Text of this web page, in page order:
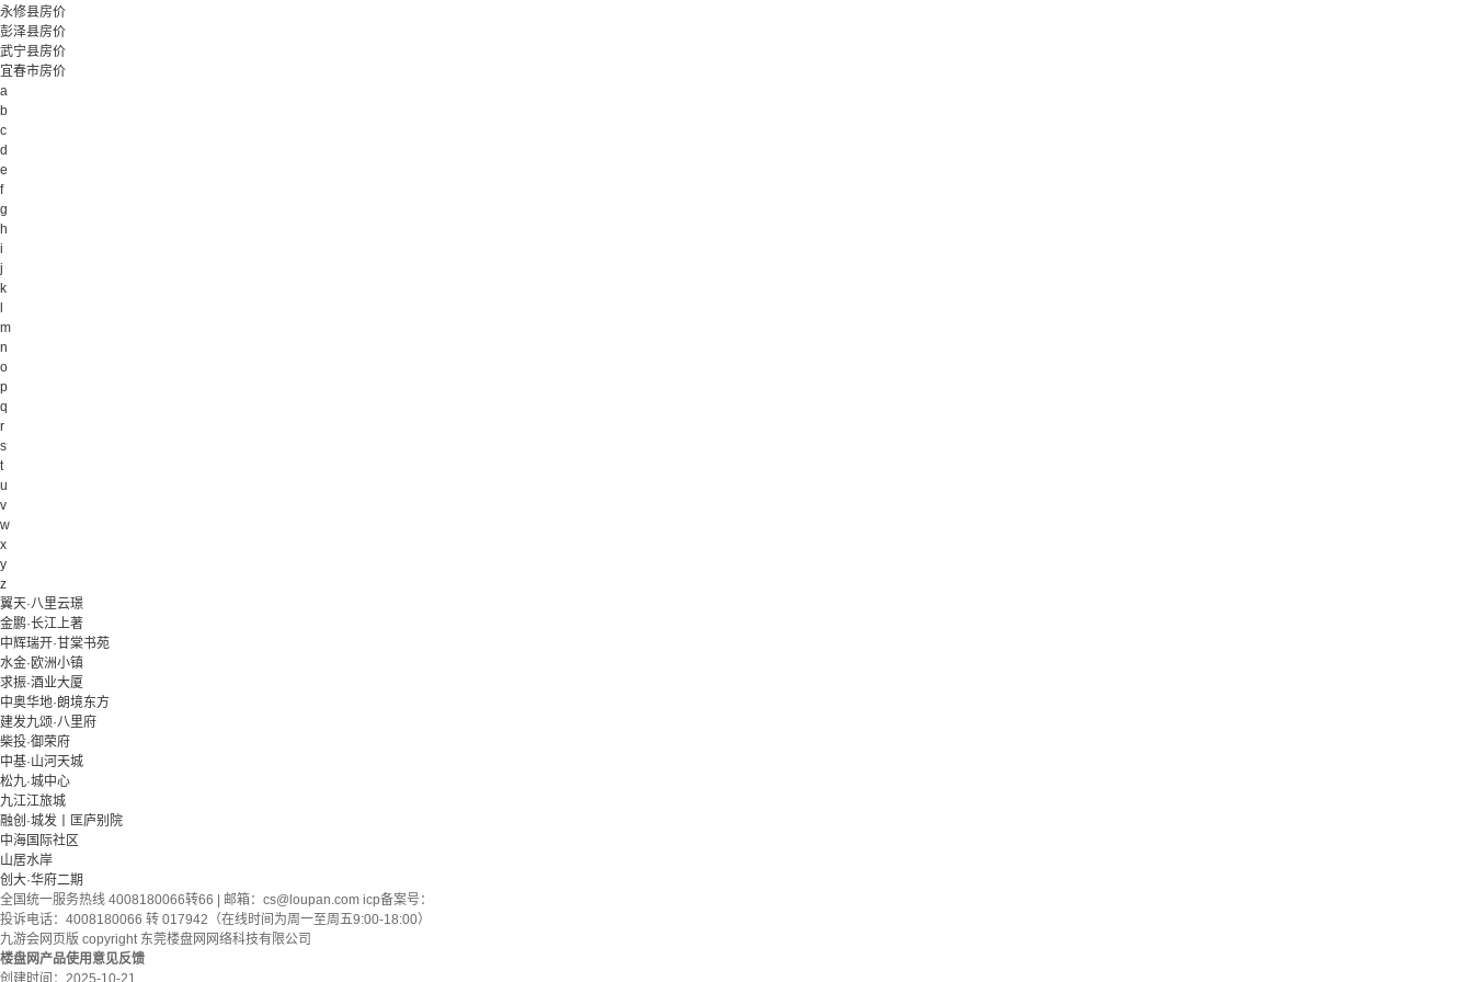
永修县房价
彭泽县房价
武宁县房价
宜春市房价
a
b
c
d
e
f
g
h
i
j
k
m
n
o
p
q
r
s
t
u
v
w
x
y
z
翼天·八里云璟
金鹏·长江上著
中辉瑞开·甘棠书苑
水金·欧洲小镇
求振·酒业大厦
中奥华地·朗境东方
建发九颂·八里府
柴投·御荣府
中基·山河天城
松九·城中心
九江江旅城
融创·城发丨匡庐别院
中海国际社区
山居水岸
创大·华府二期
全国统一服务热线 4008180066转66 | 邮箱： cs@loupan.com icp备案号：
投诉电话：4008180066 转 017942（在线时间为周一至周五9:00-18:00）
九游会网页版 copyright 东莞楼盘网网络科技有限公司
楼盘网产品使用意见反馈
创建时间： 2025-10-21